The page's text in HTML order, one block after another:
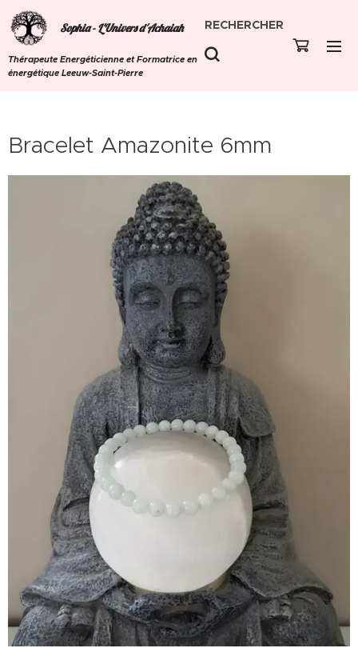
Sophia - L'Univers d'Achaiah
Thérapeute Energéticienne et Formatrice en
énergétique Leeuw-Saint-Pierre
RECHERCHER
Bracelet Amazonite 6mm